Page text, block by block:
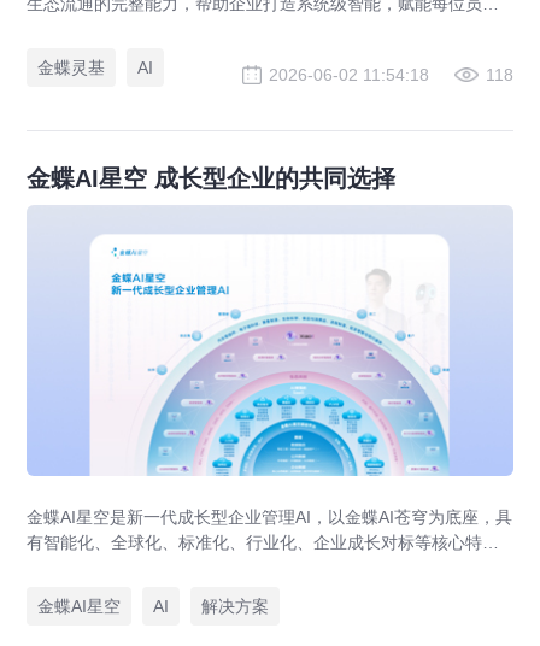
金蝶灵基
AI 2026-06-02 11:54:18 118
金蝶AI星空 成长型企业的共同选择
金蝶AI星空是新一代成长型企业管理AI，以金蝶AI苍穹为底座，具
有智能化、全球化、标准化、行业化、企业成长对标等核心特
新发展。
金蝶AI星空 AI 解决方案